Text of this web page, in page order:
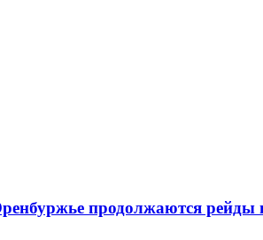
продолжаются рейды